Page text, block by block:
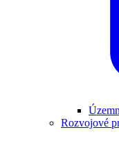
Rozvojové